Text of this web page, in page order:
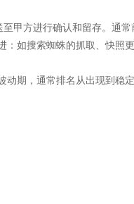
甲方进行确认和留存。通
：如搜索蜘蛛的抓取、快照
动期，通常排名从出现到稳